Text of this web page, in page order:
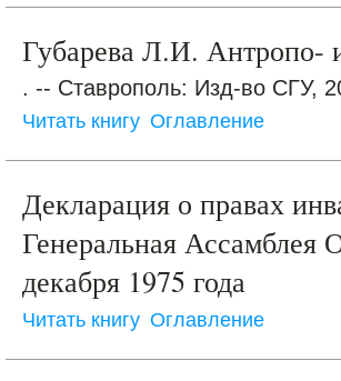
Губарева Л.И. Антропо-
. -- Ставрополь: Изд-во СГУ,
Читать книгу Оглавление
Декларация о правах
Генеральная Ассамблея
декабря 1975 года
Читать книгу Оглавление